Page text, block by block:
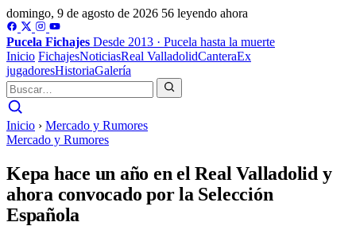
domingo, 9 de agosto de 2026 56 leyendo ahora
Pucela Fichajes Desde 2013 · Pucela hasta la muerte
Inicio FichajesNoticiasReal ValladolidCanteraEx
jugadoresHistoriaGalería
Inicio › Mercado y Rumores
Mercado y Rumores
Kepa hace un año en el Real Valladolid y
ahora convocado por la Selección
Española